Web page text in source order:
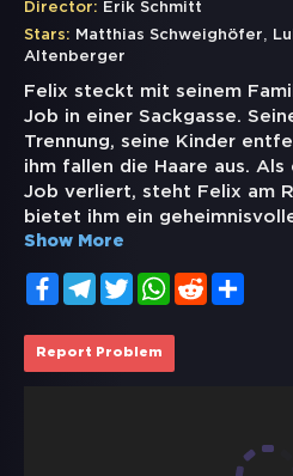
Director: Erik Schmitt
Stars: Matthias Schweighöfer,
Altenberger
Felix steckt mit seinem
Job in einer Sackgasse.
Trennung, seine Kinder
ihm fallen die Haare aus. Als
Job verliert, steht Felix am
bietet ihm ein
Show More
FacebookTelegramTwitterWhatsApp
Reddit
Report Problem